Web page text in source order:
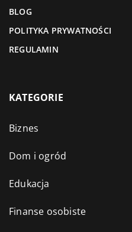
BLOG
POLITYKA PRYWATNOŚCI
REGULAMIN
KATEGORIE
Biznes
Dom i ogród
Edukacja
Finanse osobiste